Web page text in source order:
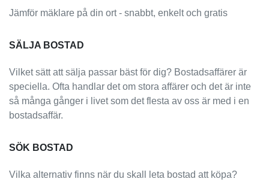
Jämför mäklare på din ort - snabbt, enkelt och gratis
SÄLJA BOSTAD
Vilket sätt att sälja passar bäst för dig? Bostadsaffärer är
speciella. Ofta handlar det om stora affärer och det är inte
så många gånger i livet som det flesta av oss är med i en
bostadsaffär.
SÖK BOSTAD
Vilka alternativ finns när du skall leta bostad att köpa?